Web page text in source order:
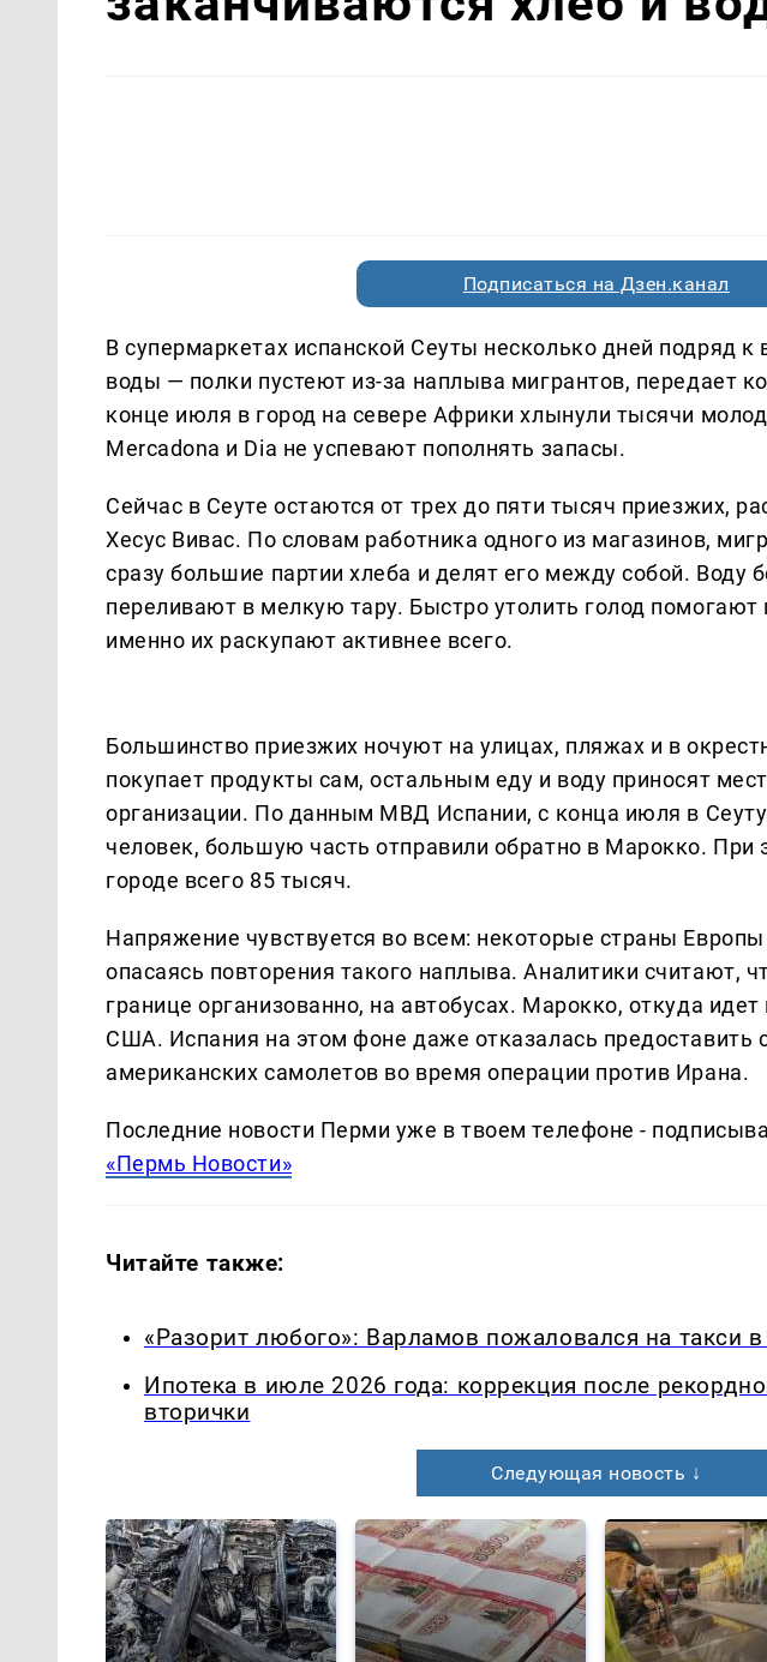
Подписаться на Дзен.канал
В супермаркетах испанской Сеуты несколько дней подряд к
воды — полки пустеют из-за наплыва мигрантов, передает
конце июля в город на севере Африки хлынули тысячи
Mercadona и Dia не успевают пополнять запасы.
Сейчас в Сеуте остаются от трех до пяти тысяч приезжих,
Хесус Вивас. По словам работника одного из магазинов,
сразу большие партии хлеба и делят его между собой. Воду
переливают в мелкую тару. Быстро утолить голод
именно их раскупают активнее всего.
Большинство приезжих ночуют на улицах, пляжах и в
покупает продукты сам, остальным еду и воду приносят
организации. По данным МВД Испании, с конца июля в
человек, большую часть отправили обратно в Марокко. При
городе всего 85 тысяч.
Напряжение чувствуется во всем: некоторые страны
опасаясь повторения такого наплыва. Аналитики считают,
границе организованно, на автобусах. Марокко, откуда идет
США. Испания на этом фоне даже отказалась предоставить
американских самолетов во время операции против Ирана.
Последние новости Перми уже в твоем телефоне -
«Пермь Новости»
Читайте также:
«Разорит любого»: Варламов пожаловался на такси
Ипотека в июле 2026 года: коррекция после
вторички
Следующая новость ↓